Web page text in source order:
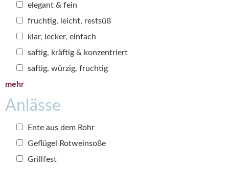
elegant & fein
fruchtig, leicht, restsüß
klar, lecker, einfach
saftig, kräftig & konzentriert
saftig, würzig, fruchtig
mehr
Anlässe
Ente aus dem Rohr
Geflügel Rotweinsoße
Grillfest